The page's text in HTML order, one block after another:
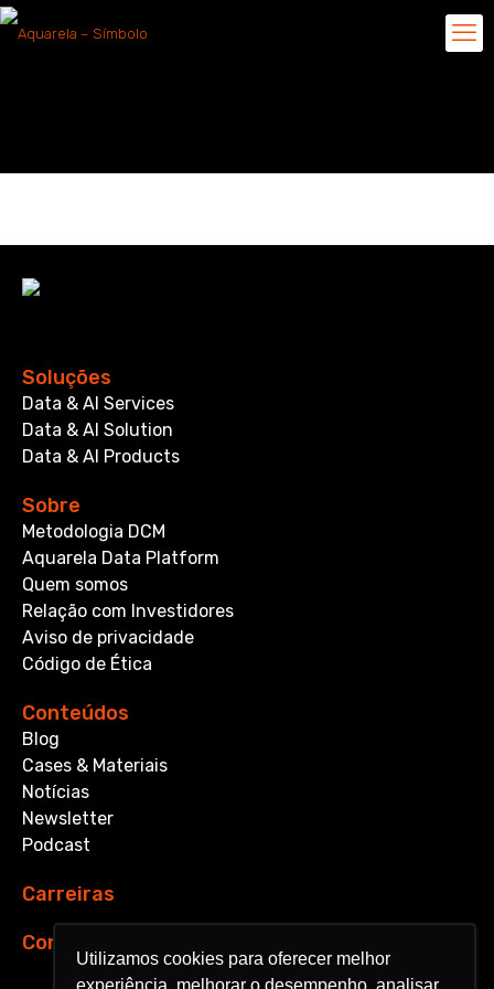
Utilizamos cookies para oferecer melhor
experiência, melhorar o desempenho, analisar
Utilizamos cookies para oferecer melhor
experiência, melhorar o desempenho, analisar
Soluções
Data & AI Services
Data & AI Solution
Data & AI Products
Sobre
Metodologia DCM
Aquarela Data Platform
Quem somos
Relação com Investidores
Aviso de privacidade
Código de Ética
Conteúdos
Blog
Cases & Materiais
Notícias
Newsletter
Podcast
Carreiras
Contato